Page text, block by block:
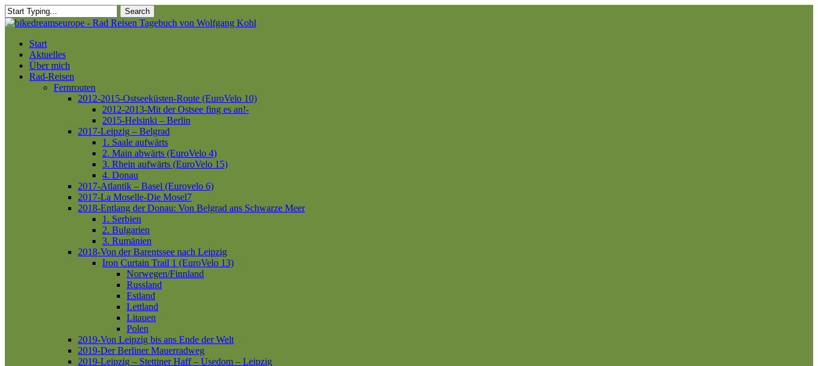
Skip
to
content
Search
Close
Menu
Start
Aktuelles
Über mich
Rad-Reisen
Fernrouten
2012-2015-Ostseeküsten-Route (EuroVelo 10)
2012-2013-Mit der Ostsee fing es an!-
2015-Helsinki – Berlin
2017-Leipzig – Belgrad
1. Saale aufwärts
2. Main abwärts (EuroVelo 4)
3. Rhein aufwärts (EuroVelo 15)
4. Donau
2017-Atlantik – Basel (Eurovelo 6)
2017-La Moselle-Die Mosel7
2018-Entlang der Donau: Von Belgrad ans Schwarze Meer
1. Serbien
2. Bulgarien
3. Rumänien
2018-Von der Barentssee nach Leipzig
Iron Curtain Trail 1 (EuroVelo 13)
Norwegen/Finnland
Russland
Estland
Lettland
Litauen
Polen
2019-Von Leipzig bis ans Ende der Welt
2019-Der Berliner Mauerradweg
2019-Leipzig – Stettiner Haff – Usedom – Leipzig